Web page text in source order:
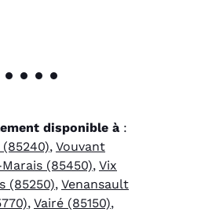
disponible à :
, Vouvant
(85450), Vix
(85250), Venansault
, Vairé (85150),